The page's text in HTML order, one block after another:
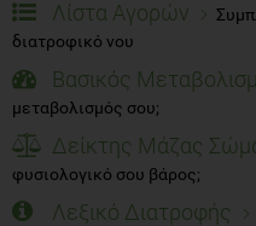
Λίστα Αγορών
διατροφικό νου
Βασικός
μεταβολισμός σου;
Δείκτης Μάζας
φυσιολογικό σου βάρος;
Λεξικό Διατροφής